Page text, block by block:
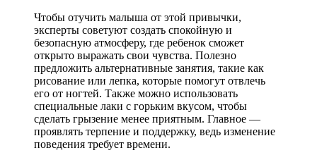
Чтобы отучить малыша от этой привычки,
эксперты советуют создать спокойную и
безопасную атмосферу, где ребенок сможет
открыто выражать свои чувства. Полезно
предложить альтернативные занятия, такие как
рисование или лепка, которые помогут отвлечь
его от ногтей. Также можно использовать
специальные лаки с горьким вкусом, чтобы
сделать грызение менее приятным. Главное —
проявлять терпение и поддержку, ведь изменение
поведения требует времени.